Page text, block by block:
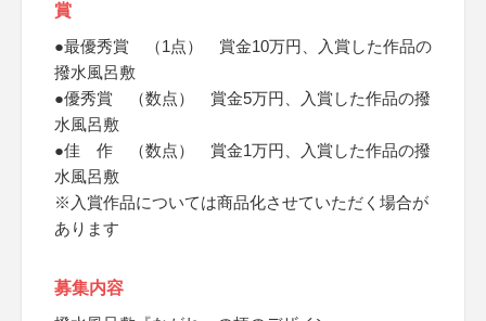
賞
●最優秀賞 （1点） 賞金10万円、入賞した作品の
撥水風呂敷
●優秀賞 （数点） 賞金5万円、入賞した作品の撥
水風呂敷
●佳 作 （数点） 賞金1万円、入賞した作品の撥
水風呂敷
※入賞作品については商品化させていただく場合が
あります
募集内容